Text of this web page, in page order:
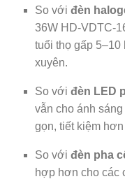
So với đèn
36W
tuổi thọ gấp
xuyên.
So với đèn LED
vẫn cho ánh
gọn, tiết kiệm
So với đèn pha
hợp hơn cho các